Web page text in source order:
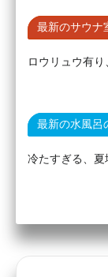
最新のサウナ
ロウリュウ有り
最新の水風呂
冷たすぎる、夏